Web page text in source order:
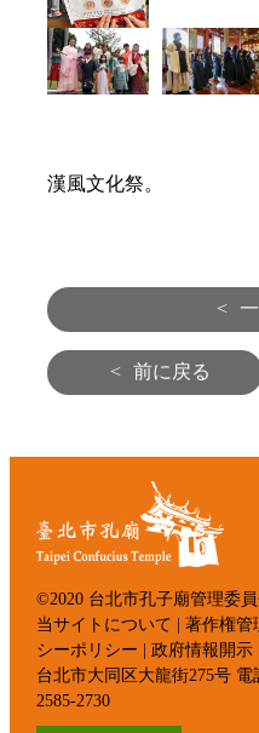
漢風文化祭。
<
< 前に戻る
©2020 台北市孔子廟管理委
当サイトについて | 著作権管
シーポリシー | 政府情報開示|
台北市大同区大龍街275号 電
2585-2730